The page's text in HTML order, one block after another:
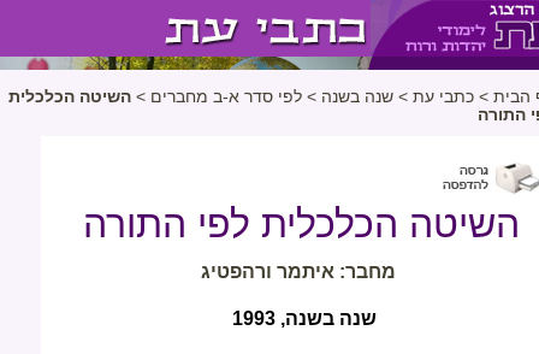
הבית > כתבי עת > שנה בשנה > לפי סדר א-ב מחברים > השיטה הכלכלית
התורה
השיטה הכלכלית לפי התורה
מחבר: איתמר ורהפטיג
שנה בשנה, 1993